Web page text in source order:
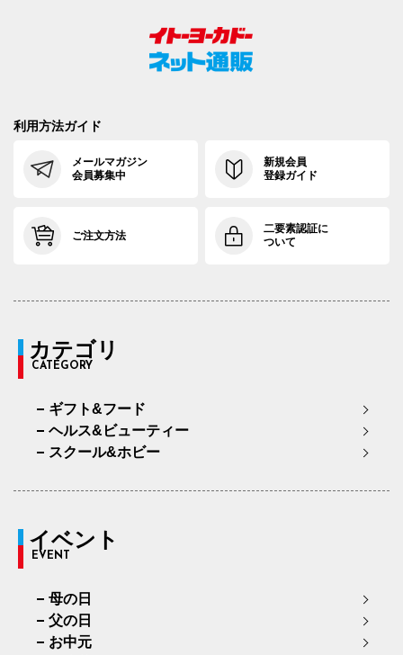
利用方法ガイド
メールマガジン
会員募集中
新規会員
登録ガイド
ご注文方法
二要素認証に
ついて
カテゴリ
CATEGORY
ギフト&フード
ヘルス&ビューティー
スクール&ホビー
イベント
EVENT
母の日
父の日
お中元